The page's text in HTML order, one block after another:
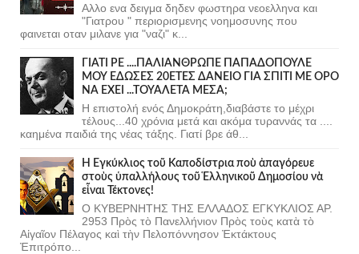
Αλλο ενα δειγμα δηδεν φωστηρα νεοελληνα και
"Γιατρου " περιορισμενης νοημοσυνης που
φαινεται οταν μιλανε για "ναζι" κ...
ΓΙΑΤΙ ΡΕ ....ΠΑΛΙΑΝΘΡΩΠΕ ΠΑΠΑΔΟΠΟΥΛΕ
ΜΟΥ ΕΔΩΣΕΣ 20ΕΤΕΣ ΔΑΝΕΙΟ ΓΙΑ ΣΠΙΤΙ ΜΕ ΟΡΟ
ΝΑ ΕΧΕΙ ...ΤΟΥΑΛΕΤΑ ΜΕΣΑ;
Η επιστολή ενός Δημοκράτη,διαβάστε το μέχρι
τέλους...40 χρόνια μετά και ακόμα τυραννάς τα ....
καημένα παιδιά της νέας τάξης. Γιατί βρε άθ...
Ἡ Ἐγκύκλιος τοῦ Καποδίστρια ποὺ ἀπαγόρευε
στοὺς ὑπαλλήλους τοῦ Ἑλληνικοῦ Δημοσίου νὰ
εἶναι Τέκτονες!
Ο ΚΥΒΕΡΝΗΤΗΣ ΤΗΣ ΕΛΛΑΔΟΣ ΕΓΚΥΚΛΙΟΣ ΑΡ.
2953 Πρὸς τὸ Πανελλήνιον Πρὸς τοὺς κατὰ τὸ
Αἰγαῖον Πέλαγος καὶ τὴν Πελοπόννησον Ἐκτάκτους
Ἐπιτρόπο...